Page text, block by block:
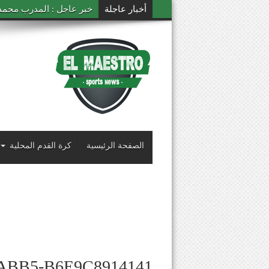
أخبار عاجلة خبر عاجل : المدرب محمد
الصفحة الرئيسية كرة القدم المحلية